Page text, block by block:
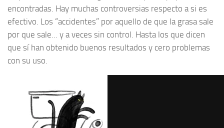
encontradas. Hay muchas controversias respecto a si es
efectivo. Los “accidentes” por aquello de que la grasa sale
por que sale… y a veces sin control. Hasta los que dicen
que sí han obtenido buenos resultados y cero problemas
con su uso.